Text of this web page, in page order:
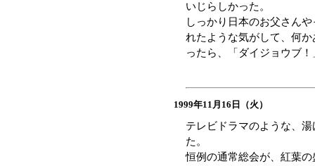
いじらしかった。
しっかり日本のお父さん
れたような気がして、何
ったら、「ダイジョウブ
1999年11月16日（火）
テレビドラマのような、
た。
恒例の通常総会が、紅葉